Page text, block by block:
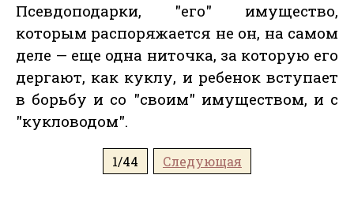
Псевдоподарки, "его" имущество,
которым распоряжается не он, на самом
деле — еще одна ниточка, за которую его
дергают, как куклу, и ребенок вступает
в борьбу и со "своим" имуществом, и с
"кукловодом".
1/44 Следующая